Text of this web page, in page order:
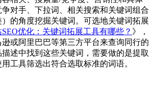
对手、下拉词、相关搜索和关键词组合
）的角度挖掘关键词。可选地关键词拓展
优化：关键词拓展工具有哪些？ 》，
或阿里巴巴等第三方平台来查询同行的
述中找到这些关键词，需要做的是提取
工具筛选出符合选取标准的词语。